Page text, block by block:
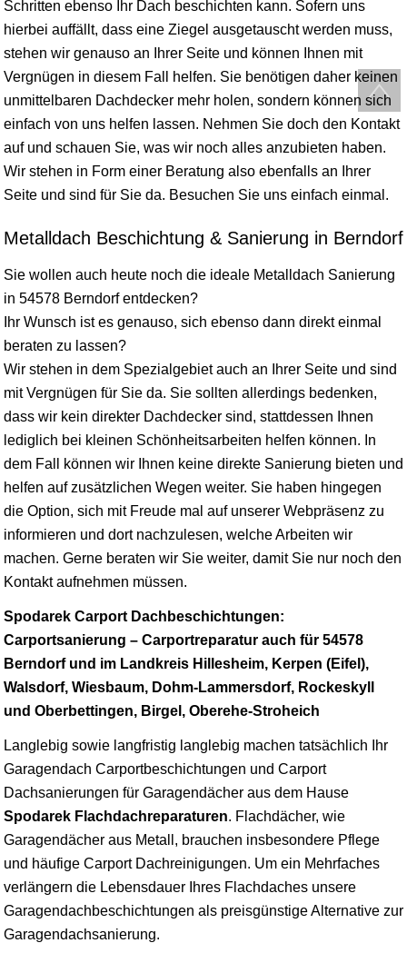
Schritten ebenso Ihr Dach beschichten kann. Sofern uns
hierbei auffällt, dass eine Ziegel ausgetauscht werden muss,
stehen wir genauso an Ihrer Seite und können Ihnen mit
Vergnügen in diesem Fall helfen. Sie benötigen daher keinen
unmittelbaren Dachdecker mehr holen, sondern können sich
einfach von uns helfen lassen. Nehmen Sie doch den Kontakt
auf und schauen Sie, was wir noch alles anzubieten haben.
Wir stehen in Form einer Beratung also ebenfalls an Ihrer
Seite und sind für Sie da. Besuchen Sie uns einfach einmal.
Metalldach Beschichtung & Sanierung in Berndorf
Sie wollen auch heute noch die ideale Metalldach Sanierung
in 54578 Berndorf entdecken?
Ihr Wunsch ist es genauso, sich ebenso dann direkt einmal
beraten zu lassen?
Wir stehen in dem Spezialgebiet auch an Ihrer Seite und sind
mit Vergnügen für Sie da. Sie sollten allerdings bedenken,
dass wir kein direkter Dachdecker sind, stattdessen Ihnen
lediglich bei kleinen Schönheitsarbeiten helfen können. In
dem Fall können wir Ihnen keine direkte Sanierung bieten und
helfen auf zusätzlichen Wegen weiter. Sie haben hingegen
die Option, sich mit Freude mal auf unserer Webpräsenz zu
informieren und dort nachzulesen, welche Arbeiten wir
machen. Gerne beraten wir Sie weiter, damit Sie nur noch den
Kontakt aufnehmen müssen.
Spodarek Carport Dachbeschichtungen:
Carportsanierung – Carportreparatur auch für 54578
Berndorf und im Landkreis Hillesheim, Kerpen (Eifel),
Walsdorf, Wiesbaum, Dohm-Lammersdorf, Rockeskyll
und Oberbettingen, Birgel, Oberehe-Stroheich
Langlebig sowie langfristig langlebig machen tatsächlich Ihr
Garagendach Carportbeschichtungen und Carport
Dachsanierungen für Garagendächer aus dem Hause
Spodarek Flachdachreparaturen. Flachdächer, wie
Garagendächer aus Metall, brauchen insbesondere Pflege
und häufige Carport Dachreinigungen. Um ein Mehrfaches
verlängern die Lebensdauer Ihres Flachdaches unsere
Garagendachbeschichtungen als preisgünstige Alternative zur
Garagendachsanierung.